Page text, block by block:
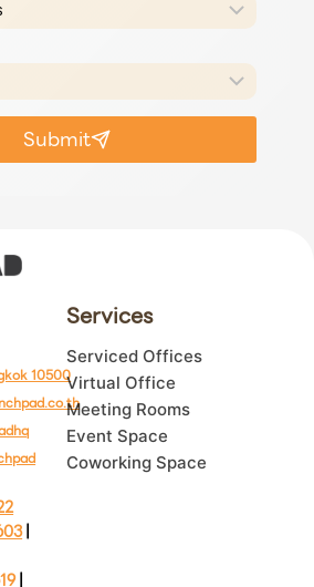
Submit
10500
|
|
Services
Serviced Offices
Virtual Office
Meeting Rooms
Event Space
Coworking Space